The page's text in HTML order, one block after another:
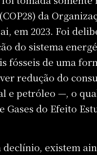
da
em 2023. Foi
do sistema
fósseis de uma
redução do
e petróleo —, o
Gases do Efeito
declínio, existem